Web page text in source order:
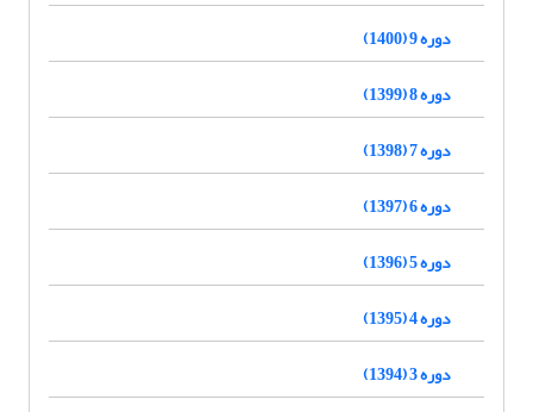
دوره 9 (1400)
دوره 8 (1399)
دوره 7 (1398)
دوره 6 (1397)
دوره 5 (1396)
دوره 4 (1395)
دوره 3 (1394)